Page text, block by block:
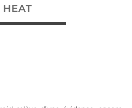
HEAT